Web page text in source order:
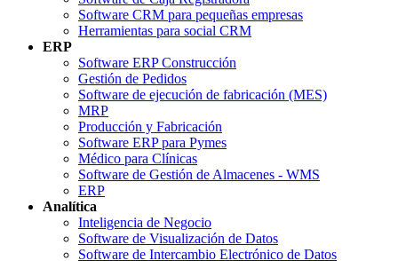
Software CRM para pequeñas empresas
Herramientas para social CRM
ERP
Software ERP Construcción
Gestión de Pedidos
Software de ejecución de fabricación (MES)
MRP
Producción y Fabricación
Software ERP para Pymes
Médico para Clínicas
Software de Gestión de Almacenes - WMS
ERP
Analítica
Inteligencia de Negocio
Software de Visualización de Datos
Software de Intercambio Electrónico de Datos